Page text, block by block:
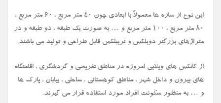
این نوع از سازه ها معمولاً با ابعادی چون ۴۰ متر مربع ، ۶۰ متر مربع ،
۸۰ متر مربع ، ۱۰۰ متر مربع و … به صورت یک طبقه ، دو طبقه و در
متراژهای بزرگتر دوبلکس و تریبلکس قابل طراحی و تولید می باشند.
از کانکس های ویلایی امروزه در مناطق تفریحی و گردشگری ، اقامتگاه
های بیرون و داخل شهر ، مناطق کوهستانی ، ساحلی ، بیابان ، پارک ها
و … به منظور سکونت افراد مورد استفاده قرار می گیرند.